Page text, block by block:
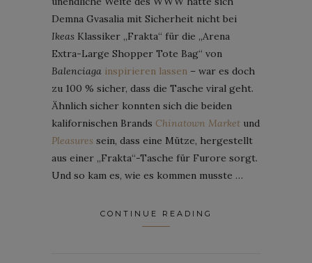
Demna Gvasalia mit Sicherheit nicht bei
Ikeas Klassiker „Frakta“ für die „Arena
Extra-Large Shopper Tote Bag“ von
Balenciaga inspirieren lassen – war es doch
zu 100 % sicher, dass die Tasche viral geht.
Ähnlich sicher konnten sich die beiden
kalifornischen Brands Chinatown Market und
Pleasures sein, dass eine Mütze, hergestellt
aus einer „Frakta“-Tasche für Furore sorgt.
Und so kam es, wie es kommen musste …
CONTINUE READING